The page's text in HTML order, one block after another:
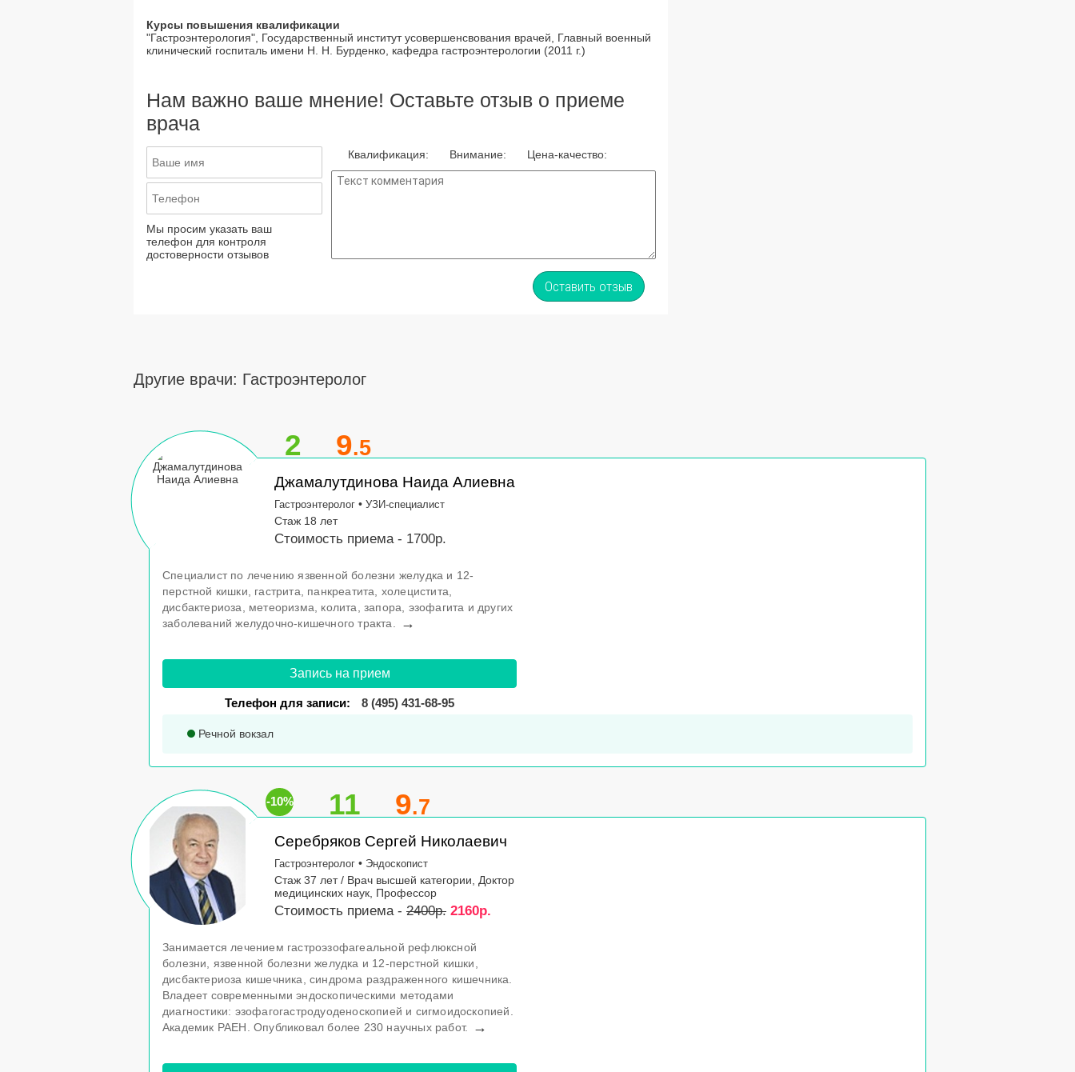
Курсы повышения квалификации
"Гастроэнтерология", Государственный институт усовершенсвования врачей, Главный военный
клинический госпиталь имени Н. Н. Бурденко, кафедра гастроэнтерологии (2011 г.)
Нам важно ваше мнение! Оставьте отзыв о приеме
врача
Мы просим указать ваш
телефон для контроля
достоверности отзывов
Квалификация: Внимание: Цена-качество:
Оставить отзыв
Другие врачи: Гастроэнтеролог
2 9.5
Джамалутдинова Наида Алиевна
Гастроэнтеролог • УЗИ-специалист
Стаж 18 лет
Стоимость приема - 1700р.
Специалист по лечению язвенной болезни желудка и 12-
перстной кишки, гастрита, панкреатита, холецистита,
дисбактериоза, метеоризма, колита, запора, эзофагита и других
заболеваний желудочно-кишечного тракта.
→
Запись на прием
Телефон для записи: 8 (495) 431-68-95
Речной вокзал
-10% 11 9.7
Серебряков Сергей Николаевич
Гастроэнтеролог • Эндоскопист
Стаж 37 лет / Врач высшей категории, Доктор
медицинских наук, Профессор
Стоимость приема - 2400р. 2160р.
Занимается лечением гастроэзофагеальной рефлюксной
болезни, язвенной болезни желудка и 12-перстной кишки,
дисбактериоза кишечника, синдрома раздраженного кишечника.
Владеет современными эндоскопическими методами
диагностики: эзофагогастродуоденоскопией и сигмоидоскопией.
Академик РАЕН. Опубликовал более 230 научных работ.
→